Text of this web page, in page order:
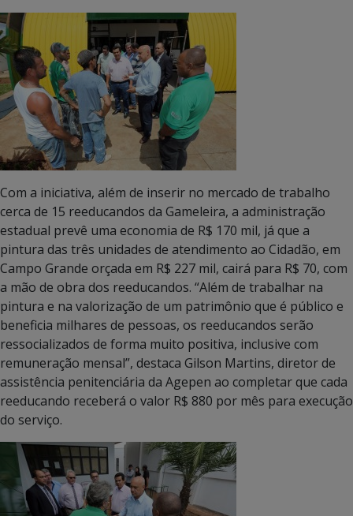
Com a iniciativa, além de inserir no mercado de trabalho
cerca de 15 reeducandos da Gameleira, a administração
estadual prevê uma economia de R$ 170 mil, já que a
pintura das três unidades de atendimento ao Cidadão, em
Campo Grande orçada em R$ 227 mil, cairá para R$ 70, com
a mão de obra dos reeducandos. “Além de trabalhar na
pintura e na valorização de um patrimônio que é público e
beneficia milhares de pessoas, os reeducandos serão
ressocializados de forma muito positiva, inclusive com
remuneração mensal”, destaca Gilson Martins, diretor de
assistência penitenciária da Agepen ao completar que cada
reeducando receberá o valor R$ 880 por mês para execução
do serviço.